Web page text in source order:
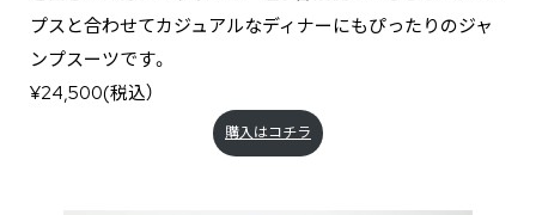
プスと合わせてカジュアルなディナーにもぴったりのジャ
ンプスーツです。
¥24,500(税込）
購入はコチラ